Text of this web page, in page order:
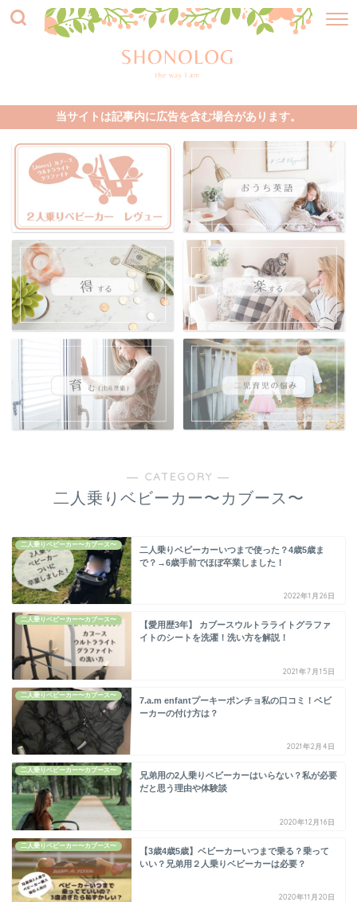
当サイトは記事内に広告を含む場合があります。
― CATEGORY ―
二人乗りベビーカー〜カブース〜
二人乗りベビーカー〜カブース〜
二人乗りベビーカーいつまで使った？4歳5歳ま
で？→6歳手前でほぼ卒業しました！
2022年1月26日
二人乗りベビーカー〜カブース〜
【愛用歴3年】 カブースウルトラライトグラファ
イトのシートを洗濯！洗い方を解説！
2021年7月15日
二人乗りベビーカー〜カブース〜
7.a.m enfantプーキーポンチョ私の口コミ！ベビ
ーカーの付け方は？
2021年2月4日
二人乗りベビーカー〜カブース〜
兄弟用の2人乗りベビーカーはいらない？私が必要
だと思う理由や体験談
2020年12月16日
二人乗りベビーカー〜カブース〜
【3歳4歳5歳】ベビーカーいつまで乗る？乗って
いい？兄弟用２人乗りベビーカーは必要？
2020年11月20日